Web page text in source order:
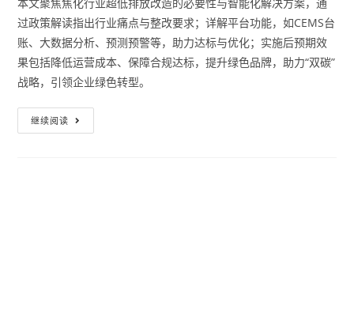
本文聚焦焦化行业超低排放改造的必要性与智能化解决方案，通
过政策解读指出行业痛点与整改要求；详解平台功能，如CEMS台
账、大数据分析、预测预警等，助力达标与优化；实施后预期效
果包括降低运营成本、保障合规达标，提升绿色品牌，助力“双碳”
战略，引领企业绿色转型。
继续阅读